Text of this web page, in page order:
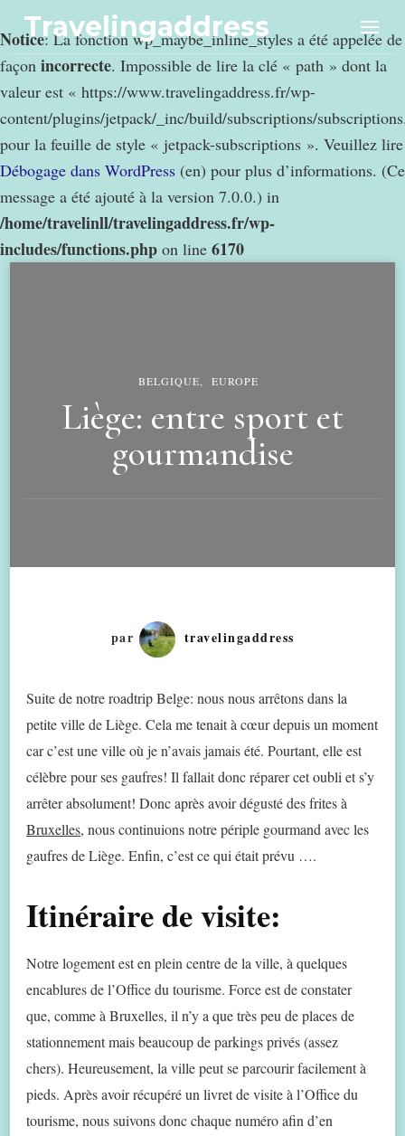
Notice: La fonction wp_maybe_inline_styles a été appelée de
façon incorrecte. Impossible de lire la clé « path » dont la
valeur est « https://www.travelingaddress.fr/wp-
content/plugins/jetpack/_inc/build/subscriptions/
pour la feuille de style « jetpack-subscriptions ». Veuillez lire
Débogage dans WordPress (en) pour plus d’informations. (Ce
message a été ajouté à la version 7.0.0.) in
/home/travelinll/travelingaddress.fr/wp-
includes/functions.php on line 6170
Travelingaddress
BELGIQUE EUROPE
Liège: entre sport et
gourmandise
par travelingaddress
Suite de notre roadtrip Belge: nous nous arrêtons dans la
petite ville de Liège. Cela me tenait à cœur depuis un moment
car c’est une ville où je n’avais jamais été. Pourtant, elle est
célèbre pour ses gaufres! Il fallait donc réparer cet oubli et s’y
arrêter absolument! Donc après avoir dégusté des frites à
Bruxelles, nous continuions notre périple gourmand avec les
gaufres de Liège. Enfin, c’est ce qui était prévu ….
Itinéraire de visite:
Notre logement est en plein centre de la ville, à quelques
encablures de l’Office du tourisme. Force est de constater
que, comme à Bruxelles, il n’y a que très peu de places de
stationnement mais beaucoup de parkings privés (assez
chers). Heureusement, la ville peut se parcourir facilement à
pieds. Après avoir récupéré un livret de visite à l’Office du
tourisme, nous suivons donc chaque numéro afin d’en